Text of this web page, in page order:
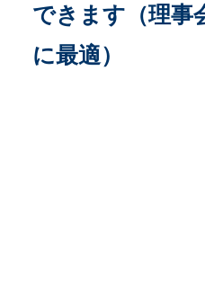
できます（理事
に最適）